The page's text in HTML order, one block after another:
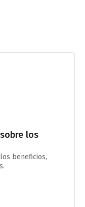
los
beneficios,